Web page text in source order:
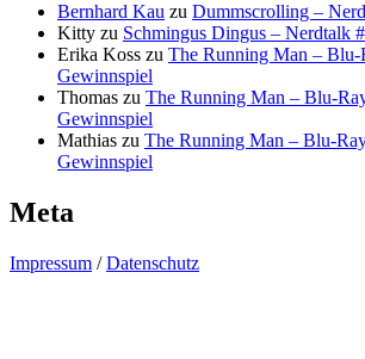
Bernhard Kau zu Dummscrolling –
Kitty zu Schmingus Dingus – Nerdtalk
Erika Koss zu The Running Man – Blu-
Gewinnspiel
Thomas zu The Running Man – Blu-
Gewinnspiel
Mathias zu The Running Man – Blu-
Gewinnspiel
Meta
Impressum /Datenschutz